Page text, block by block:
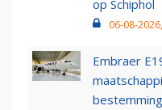
op Schiphol
06-08-
Embraer